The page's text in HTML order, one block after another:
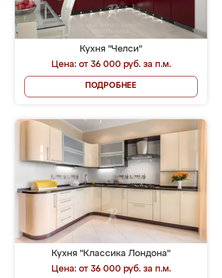
Кухня "Челси"
Цена: от 36 000 руб. за п.м.
ПОДРОБНЕЕ
Кухня "Классика Лондона"
Цена: от 36 000 руб. за п.м.